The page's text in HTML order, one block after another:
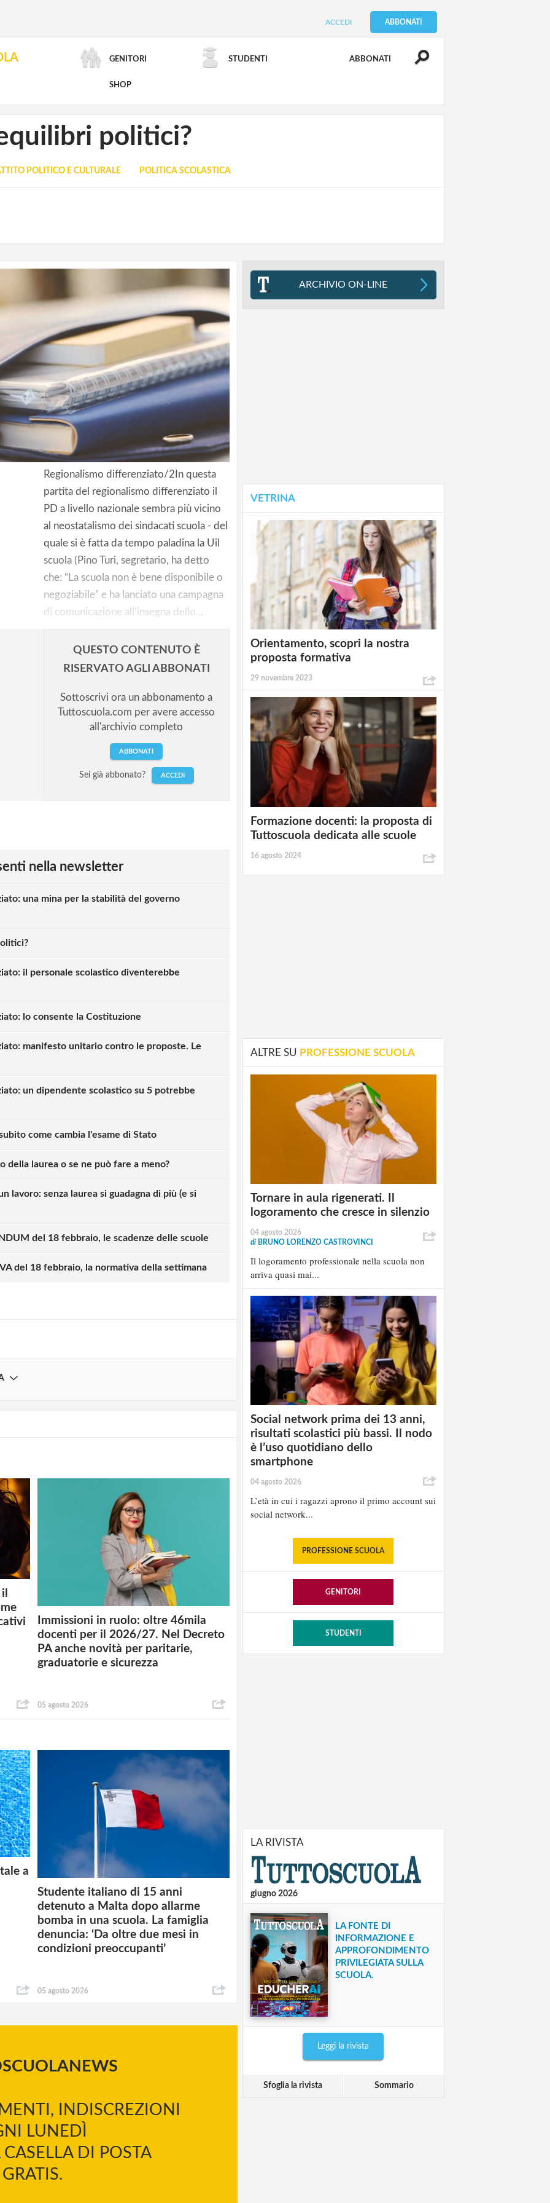
ACCEDI ABBONATI
GENITORI STUDENTI ABBONATI
SHOP
RICERCA AVANZATA
politici?
POLITICO E CULTURALE POLITICA SCOLASTICA
Regionalismo differenziato/2In questa
partita del regionalismo differenziato il
PD a livello nazionale sembra più vicino
al neostatalismo dei sindacati scuola - del
quale si è fatta da tempo paladina la Uil
scuola (Pino Turi, segretario, ha detto
che: “La scuola non è bene disponibile o
negoziabile” e ha lanciato una campagna
di comunicazione all’insegna dello...
QUESTO CONTENUTO È
RISERVATO AGLI ABBONATI
Sottoscrivi ora un abbonamento a
Tuttoscuola.com per avere accesso
all'archivio completo
ABBONATI
Sei già abbonato? ACCEDI
nella newsletter
una mina per la stabilità del governo
il personale scolastico diventerebbe
lo consente la Costituzione
manifesto unitario contro le proposte. Le
un dipendente scolastico su 5 potrebbe
come cambia l'esame di Stato
della laurea o se ne può fare a meno?
lavoro: senza laurea si guadagna di più (e si
del 18 febbraio, le scadenze delle scuole
del 18 febbraio, la normativa della settimana
possono commentare!
Immissioni in ruolo: oltre 46mila
docenti per il 2026/27. Nel Decreto
PA anche novità per paritarie,
graduatorie e sicurezza
05 agosto 2026
a
Studente italiano di 15 anni
detenuto a Malta dopo allarme
bomba in una scuola. La famiglia
denuncia: ‘Da oltre due mesi in
condizioni preoccupanti’
05 agosto 2026
INDISCREZIONI
LUNEDÌ
DI POSTA
GRATIS.
ARCHIVIO ON-LINE
VETRINA
Orientamento, scopri la nostra
proposta formativa
29 novembre 2023
Formazione docenti: la proposta di
Tuttoscuola dedicata alle scuole
16 agosto 2024
ALTRE SU PROFESSIONE SCUOLA
Tornare in aula rigenerati. Il
logoramento che cresce in silenzio
04 agosto 2026
di BRUNO LORENZO CASTROVINCI
Il logoramento professionale nella scuola non
arriva quasi mai...
Social network prima dei 13 anni,
risultati scolastici più bassi. Il nodo
è l’uso quotidiano dello
smartphone
04 agosto 2026
L’età in cui i ragazzi aprono il primo account sui
social network...
PROFESSIONE SCUOLA
GENITORI
STUDENTI
LA RIVISTA
giugno 2026
LA FONTE DI
INFORMAZIONE E
APPROFONDIMENTO
PRIVILEGIATA SULLA
SCUOLA.
Leggi la rivista
Sfoglia la rivista Sommario